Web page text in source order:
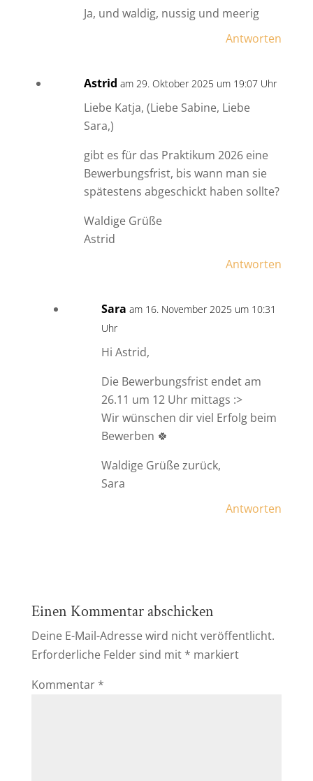
Ja, und waldig, nussig und meerig
Antworten
Astrid am 29. Oktober 2025 um 19:07 Uhr
Liebe Katja, (Liebe Sabine, Liebe
Sara,)
gibt es für das Praktikum 2026 eine
Bewerbungsfrist, bis wann man sie
spätestens abgeschickt haben sollte?
Waldige Grüße
Astrid
Antworten
Sara am 16. November 2025 um 10:31
Uhr
Hi Astrid,
Die Bewerbungsfrist endet am
26.11 um 12 Uhr mittags :>
Wir wünschen dir viel Erfolg beim
Bewerben 🍀
Waldige Grüße zurück,
Sara
Antworten
Einen Kommentar abschicken
Deine E-Mail-Adresse wird nicht veröffentlicht.
Erforderliche Felder sind mit * markiert
Kommentar *